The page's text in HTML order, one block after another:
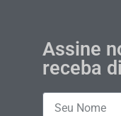
Assine
receba